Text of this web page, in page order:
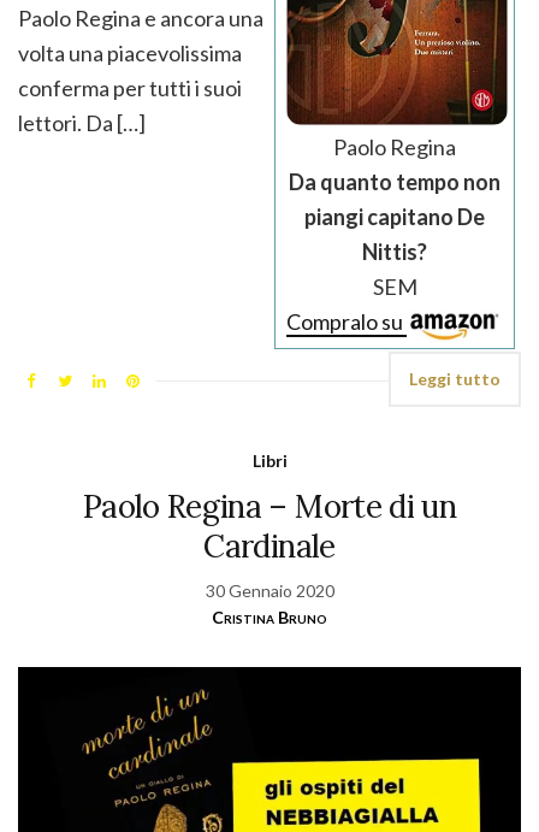
Paolo Regina
Da quanto tempo non
piangi capitano De
Nittis?
SEM
Compralo su
Paolo Regina e ancora una
volta una piacevolissima
conferma per tutti i suoi
lettori. Da […]
Leggi tutto
Libri
Paolo Regina – Morte di un
Cardinale
30 Gennaio 2020
Cristina Bruno